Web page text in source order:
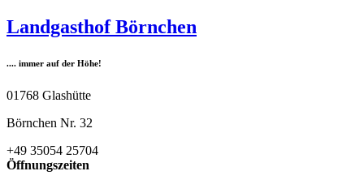
Zum
Inhalt
Landgasthof Börnchen
.... immer auf der Höhe!
01768 Glashütte
Börnchen Nr. 32
+49 35054 25704
Öffnungszeiten